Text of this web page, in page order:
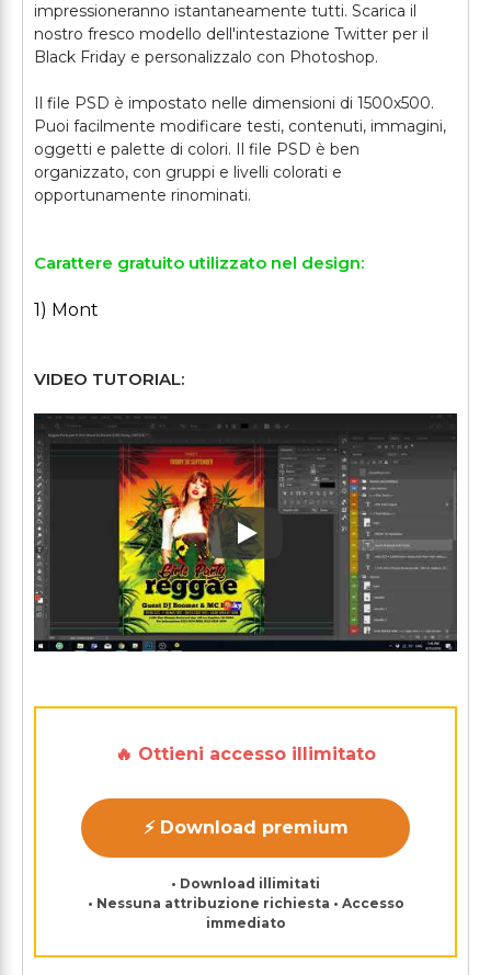
impressioneranno istantaneamente tutti. Scarica il
nostro fresco modello dell'intestazione Twitter per il
Black Friday e personalizzalo con Photoshop.
Il file PSD è impostato nelle dimensioni di 1500x500.
Puoi facilmente modificare testi, contenuti, immagini,
oggetti e palette di colori. Il file PSD è ben
organizzato, con gruppi e livelli colorati e
Carattere gratuito utilizzato nel design:
1) Mont
VIDEO TUTORIAL:
Play: Keynote (Google I/O
🔥 Ottieni accesso illimitato
⚡ Download premium
• Download illimitati
• Nessuna attribuzione richiesta • Accesso
immediato